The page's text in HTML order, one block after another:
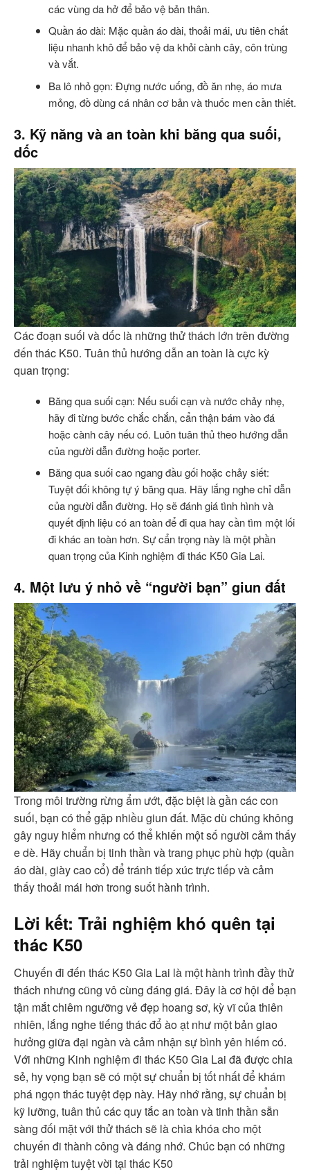
các vùng da hở để bảo vệ bản thân.
Quần áo dài: Mặc quần áo dài, thoải mái, ưu tiên chất
liệu nhanh khô để bảo vệ da khỏi cành cây, côn trùng
và vắt.
Ba lô nhỏ gọn: Đựng nước uống, đồ ăn nhẹ, áo mưa
mỏng, đồ dùng cá nhân cơ bản và thuốc men cần thiết.
3. Kỹ năng và an toàn khi băng qua suối,
dốc
Các đoạn suối và dốc là những thử thách lớn trên đường
đến thác K50. Tuân thủ hướng dẫn an toàn là cực kỳ
quan trọng:
Băng qua suối cạn: Nếu suối cạn và nước chảy nhẹ,
hãy đi từng bước chắc chắn, cẩn thận bám vào đá
hoặc cành cây nếu có. Luôn tuân thủ theo hướng dẫn
của người dẫn đường hoặc porter.
Băng qua suối cao ngang đầu gối hoặc chảy siết:
Tuyệt đối không tự ý băng qua. Hãy lắng nghe chỉ dẫn
của người dẫn đường. Họ sẽ đánh giá tình hình và
quyết định liệu có an toàn để đi qua hay cần tìm một lối
đi khác an toàn hơn. Sự cẩn trọng này là một phần
quan trọng của Kinh nghiệm đi thác K50 Gia Lai.
4. Một lưu ý nhỏ về “người bạn” giun đất
Trong môi trường rừng ẩm ướt, đặc biệt là gần các con
suối, bạn có thể gặp nhiều giun đất. Mặc dù chúng không
gây nguy hiểm nhưng có thể khiến một số người cảm thấy
e dè. Hãy chuẩn bị tinh thần và trang phục phù hợp (quần
áo dài, giày cao cổ) để tránh tiếp xúc trực tiếp và cảm
thấy thoải mái hơn trong suốt hành trình.
Lời kết: Trải nghiệm khó quên tại
thác K50
Chuyến đi đến thác K50 Gia Lai là một hành trình đầy thử
thách nhưng cũng vô cùng đáng giá. Đây là cơ hội để bạn
tận mắt chiêm ngưỡng vẻ đẹp hoang sơ, kỳ vĩ của thiên
nhiên, lắng nghe tiếng thác đổ ào ạt như một bản giao
hưởng giữa đại ngàn và cảm nhận sự bình yên hiếm có.
Với những Kinh nghiệm đi thác K50 Gia Lai đã được chia
sẻ, hy vọng bạn sẽ có một sự chuẩn bị tốt nhất để khám
phá ngọn thác tuyệt đẹp này. Hãy nhớ rằng, sự chuẩn bị
kỹ lưỡng, tuân thủ các quy tắc an toàn và tinh thần sẵn
sàng đối mặt với thử thách sẽ là chìa khóa cho một
chuyến đi thành công và đáng nhớ. Chúc bạn có những
trải nghiệm tuyệt vời tại thác K50